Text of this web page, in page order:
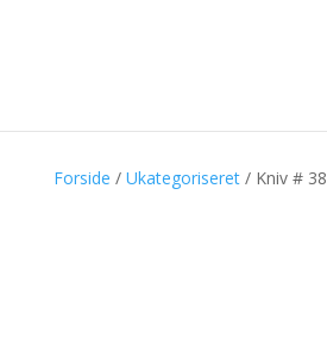
Forside / Ukategoriseret/ Kniv # 38